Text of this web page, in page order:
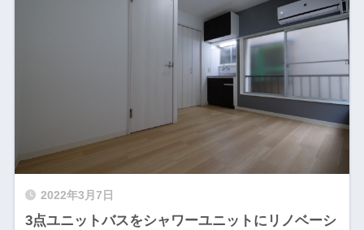
2022年3月7日
3点ユニットバスをシャワーユニットにリノベーシ